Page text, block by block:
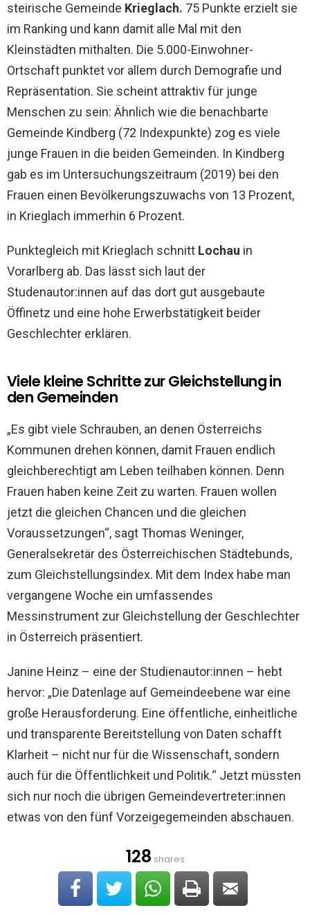
steirische Gemeinde Krieglach. 75 Punkte erzielt sie
im Ranking und kann damit alle Mal mit den
Kleinstädten mithalten. Die 5.000-Einwohner-
Ortschaft punktet vor allem durch Demografie und
Repräsentation. Sie scheint attraktiv für junge
Menschen zu sein: Ähnlich wie die benachbarte
Gemeinde Kindberg (72 Indexpunkte) zog es viele
junge Frauen in die beiden Gemeinden. In Kindberg
gab es im Untersuchungszeitraum (2019) bei den
Frauen einen Bevölkerungszuwachs von 13 Prozent,
in Krieglach immerhin 6 Prozent.
Punktegleich mit Krieglach schnitt Lochau in
Vorarlberg ab. Das lässt sich laut der
Studenautor:innen auf das dort gut ausgebaute
Öffinetz und eine hohe Erwerbstätigkeit beider
Geschlechter erklären.
Viele kleine Schritte zur Gleichstellung in
den Gemeinden
„Es gibt viele Schrauben, an denen Österreichs
Kommunen drehen können, damit Frauen endlich
gleichberechtigt am Leben teilhaben können. Denn
Frauen haben keine Zeit zu warten. Frauen wollen
jetzt die gleichen Chancen und die gleichen
Voraussetzungen“, sagt Thomas Weninger,
Generalsekretär des Österreichischen Städtebunds,
zum Gleichstellungsindex. Mit dem Index habe man
vergangene Woche ein umfassendes
Messinstrument zur Gleichstellung der Geschlechter
in Österreich präsentiert.
Janine Heinz – eine der Studienautor:innen – hebt
hervor: „Die Datenlage auf Gemeindeebene war eine
große Herausforderung. Eine öffentliche, einheitliche
und transparente Bereitstellung von Daten schafft
Klarheit – nicht nur für die Wissenschaft, sondern
auch für die Öffentlichkeit und Politik.“ Jetzt müssten
sich nur noch die übrigen Gemeindevertreter:innen
etwas von den fünf Vorzeigegemeinden abschauen.
128 shares